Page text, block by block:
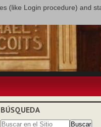
(like Login procedure) and
BÚSQUEDA